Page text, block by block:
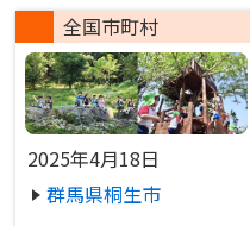
全国市町村
2025年4月18日
群馬県桐生市